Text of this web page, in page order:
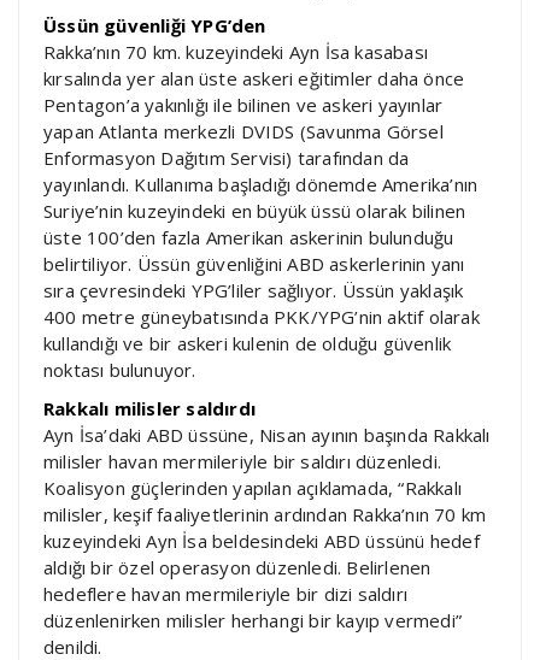
Üssün güvenliği YPG’den
Rakka’nın 70 km. kuzeyindeki Ayn İsa kasabası
kırsalında yer alan üste askeri eğitimler daha önce
Pentagon’a yakınlığı ile bilinen ve askeri yayınlar
yapan Atlanta merkezli DVIDS (Savunma Görsel
Enformasyon Dağıtım Servisi) tarafından da
yayınlandı. Kullanıma başladığı dönemde Amerika’nın
Suriye’nin kuzeyindeki en büyük üssü olarak bilinen
üste 100’den fazla Amerikan askerinin bulunduğu
belirtiliyor. Üssün güvenliğini ABD askerlerinin yanı
sıra çevresindeki YPG’liler sağlıyor. Üssün yaklaşık
400 metre güneybatısında PKK/YPG’nin aktif olarak
kullandığı ve bir askeri kulenin de olduğu güvenlik
noktası bulunuyor.
Rakkalı milisler saldırdı
Ayn İsa’daki ABD üssüne, Nisan ayının başında Rakkalı
milisler havan mermileriyle bir saldırı düzenledi.
Koalisyon güçlerinden yapılan açıklamada, “Rakkalı
milisler, keşif faaliyetlerinin ardından Rakka’nın 70 km
kuzeyindeki Ayn İsa beldesindeki ABD üssünü hedef
aldığı bir özel operasyon düzenledi. Belirlenen
hedeflere havan mermileriyle bir dizi saldırı
düzenlenirken milisler herhangi bir kayıp vermedi”
denildi.